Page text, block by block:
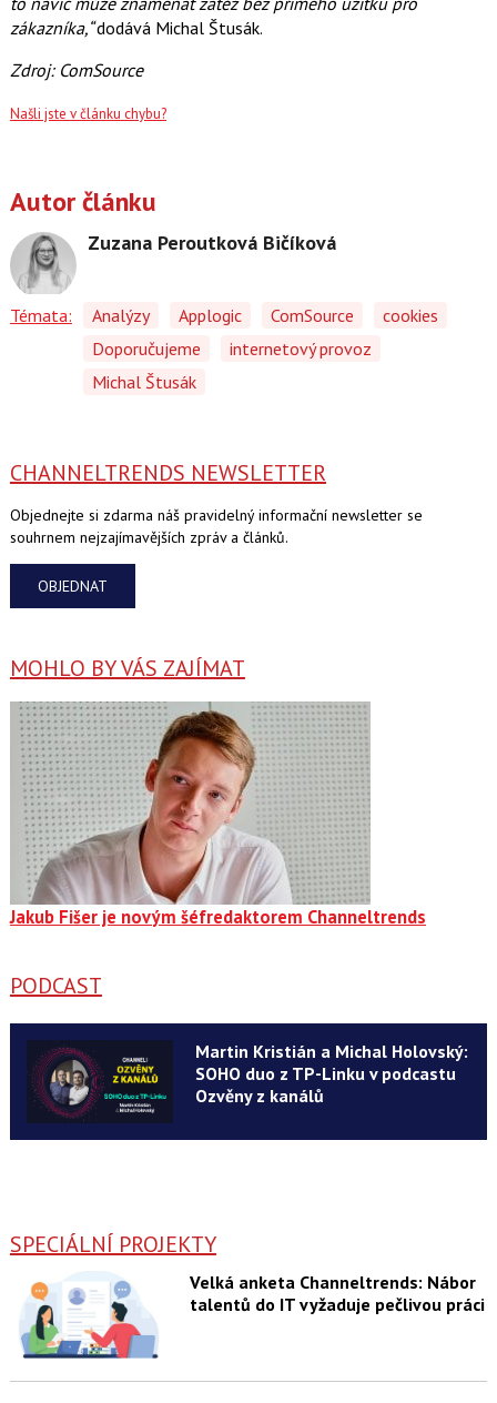
zákazníka,“dodává Michal Štusák.
Zdroj: ComSource
Našli jste v článku chybu?
Autor článku
Zuzana Peroutková Bičíková
Témata: Analýzy Applogic ComSource
cookies
Doporučujeme
internetový provoz
Michal Štusák
CHANNELTRENDS NEWSLETTER
Objednejte si zdarma náš pravidelný informační newsletter se
souhrnem nejzajímavějších zpráv a článků.
OBJEDNAT
MOHLO BY VÁS ZAJÍMAT
Jakub Fišer je novým šéfredaktorem Channeltrends
PODCAST
Martin Kristián a Michal Holovský:
SOHO duo z TP-Linku v podcastu
Ozvěny z kanálů
SPECIÁLNÍ PROJEKTY
Velká anketa Channeltrends: Nábor
talentů do IT vyžaduje pečlivou práci